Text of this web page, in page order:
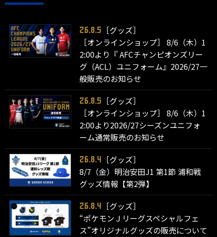
26.8.5
［グッズ］
［オンラインショップ］ 8/6（木）1
2:00より『 AFCチャンピオンズリー
グ（ACL）ユニフォーム』2026/27一
般販売のお知らせ
26.8.5
［グッズ］
［オンラインショップ］ 8/6（木）1
2:00より2026/27シーズンユニフォ
ーム通常販売のお知らせ
26.8.4
［グッズ］
8/7（金）明治安田J1 第1節 浦和戦
グッズ情報【第2弾】
26.8.4
［グッズ］
“ポケモンＪリーグスペシャルフェ
ス”オリジナルグッズの販売について